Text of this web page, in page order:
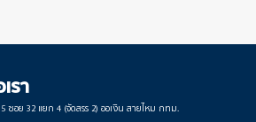
รา
ซอย 32 แยก 4 (จัดสรร 2) ออเงิน สายไหม กทม.